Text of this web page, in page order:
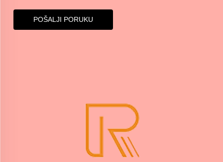
POŠALJI PORUKU